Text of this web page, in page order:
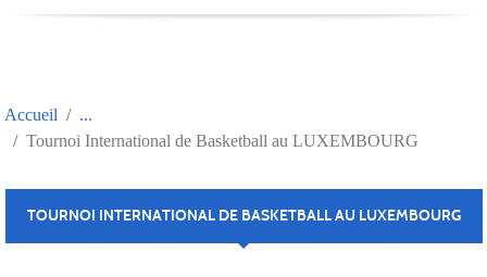
Accueil
Tournoi International de Basketball au LUXEMBOURG
TOURNOI INTERNATIONAL DE BASKETBALL AU LUXEMBOURG